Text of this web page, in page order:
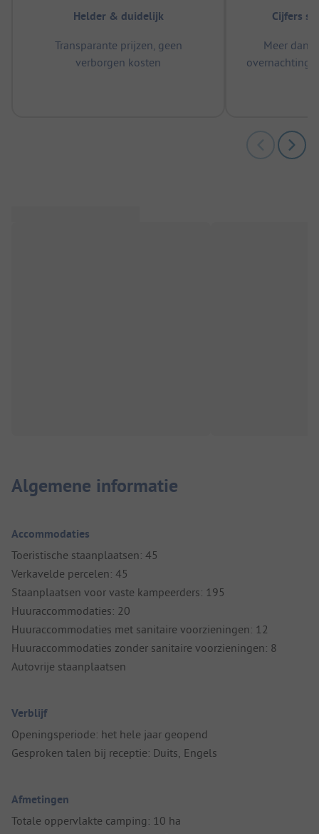
Helder & duidelijk
Transparante prijzen, geen
verborgen kosten
Cijfers
Meer dan
Algemene informatie
Accommodaties
Toeristische staanplaatsen: 45
Verkavelde percelen: 45
Staanplaatsen voor vaste kampeerders: 195
Huuraccommodaties: 20
Huuraccommodaties met sanitaire voorzieningen: 12
Huuraccommodaties zonder sanitaire voorzieningen: 8
Autovrije staanplaatsen
Verblijf
Openingsperiode: het hele jaar geopend
Gesproken talen bij receptie: Duits, Engels
Afmetingen
Totale oppervlakte camping: 10 ha